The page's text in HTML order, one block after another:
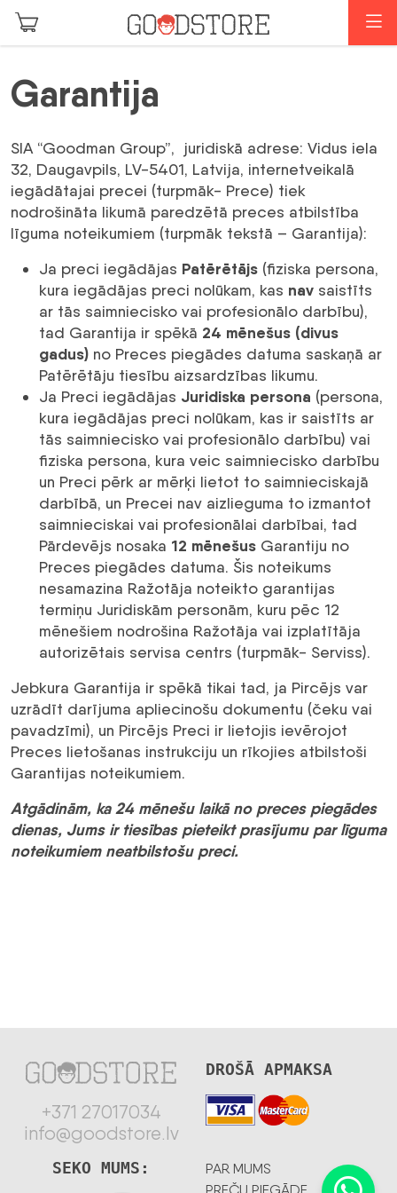
Skip to main content
Garantija
SIA “Goodman Group”, juridiskā adrese: Vidus iela
32, Daugavpils, LV-5401, Latvija, internetveikalā
iegādātajai precei (turpmāk- Prece) tiek
nodrošināta likumā paredzētā preces atbilstība
līguma noteikumiem (turpmāk tekstā – Garantija):
Ja preci iegādājas Patērētājs (fiziska persona,
kura iegādājas preci nolūkam, kas nav saistīts
ar tās saimniecisko vai profesionālo darbību),
tad Garantija ir spēkā 24 mēnešus (divus
gadus) no Preces piegādes datuma saskaņā ar
Patērētāju tiesību aizsardzības likumu.
Ja Preci iegādājas Juridiska persona (persona,
kura iegādājas preci nolūkam, kas ir saistīts ar
tās saimniecisko vai profesionālo darbību) vai
fiziska persona, kura veic saimniecisko darbību
un Preci pērk ar mērķi lietot to saimnieciskajā
darbībā, un Precei nav aizlieguma to izmantot
saimnieciskai vai profesionālai darbībai, tad
Pārdevējs nosaka 12 mēnešus Garantiju no
Preces piegādes datuma. Šis noteikums
nesamazina Ražotāja noteikto garantijas
termiņu Juridiskām personām, kuru pēc 12
mēnešiem nodrošina Ražotāja vai izplatītāja
autorizētais servisa centrs (turpmāk- Serviss).
Jebkura Garantija ir spēkā tikai tad, ja Pircējs var
uzrādīt darījuma apliecinošu dokumentu (čeku vai
pavadzīmi), un Pircējs Preci ir lietojis ievērojot
Preces lietošanas instrukciju un rīkojies atbilstoši
Garantijas noteikumiem.
Atgādinām, ka 24 mēnešu laikā no preces piegādes
dienas, Jums ir tiesības pieteikt prasījumu par līguma
noteikumiem neatbilstošu preci.
+371 27017034
info@goodstore.lv
DROŠĀ APMAKSA
PAR MUMS
SEKO MUMS: